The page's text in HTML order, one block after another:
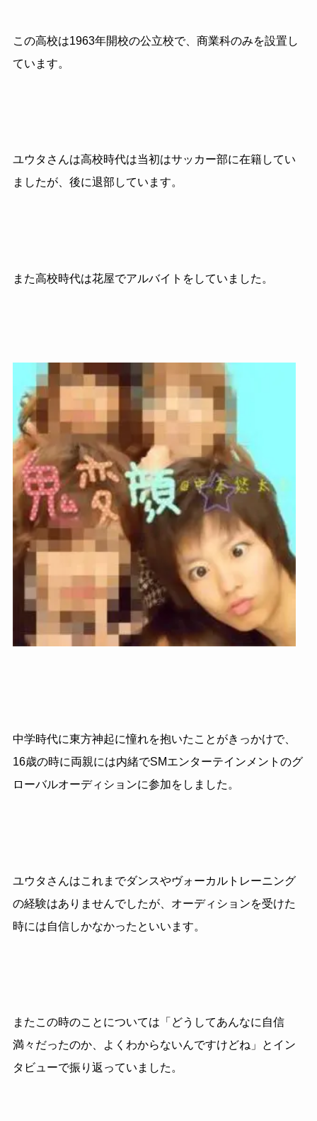
この高校は1963年開校の公立校で、商業科のみを設置し
ています。
ユウタさんは高校時代は当初はサッカー部に在籍してい
ましたが、後に退部しています。
また高校時代は花屋でアルバイトをしていました。
中学時代に東方神起に憧れを抱いたことがきっかけで、
16歳の時に両親には内緒でSMエンターテインメントのグ
ローバルオーディションに参加をしました。
ユウタさんはこれまでダンスやヴォーカルトレーニング
の経験はありませんでしたが、オーディションを受けた
時には自信しかなかったといいます。
またこの時のことについては「どうしてあんなに自信
満々だったのか、よくわからないんですけどね」とイン
タビューで振り返っていました。